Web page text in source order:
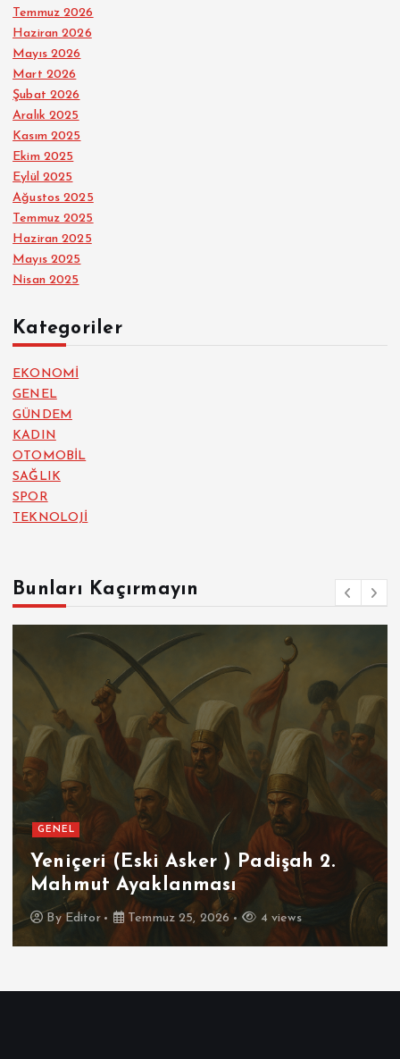
Temmuz 2026
Haziran 2026
Mayıs 2026
Mart 2026
Şubat 2026
Aralık 2025
Kasım 2025
Ekim 2025
Eylül 2025
Ağustos 2025
Temmuz 2025
Haziran 2025
Mayıs 2025
Nisan 2025
Kategoriler
EKONOMİ
GENEL
GÜNDEM
KADIN
OTOMOBİL
SAĞLIK
SPOR
TEKNOLOJİ
Bunları Kaçırmayın
GENEL
Yeniçeri (Eski Asker ) Padişah 2.
Mahmut Ayaklanması
By Editor Temmuz 25, 2026 4 views